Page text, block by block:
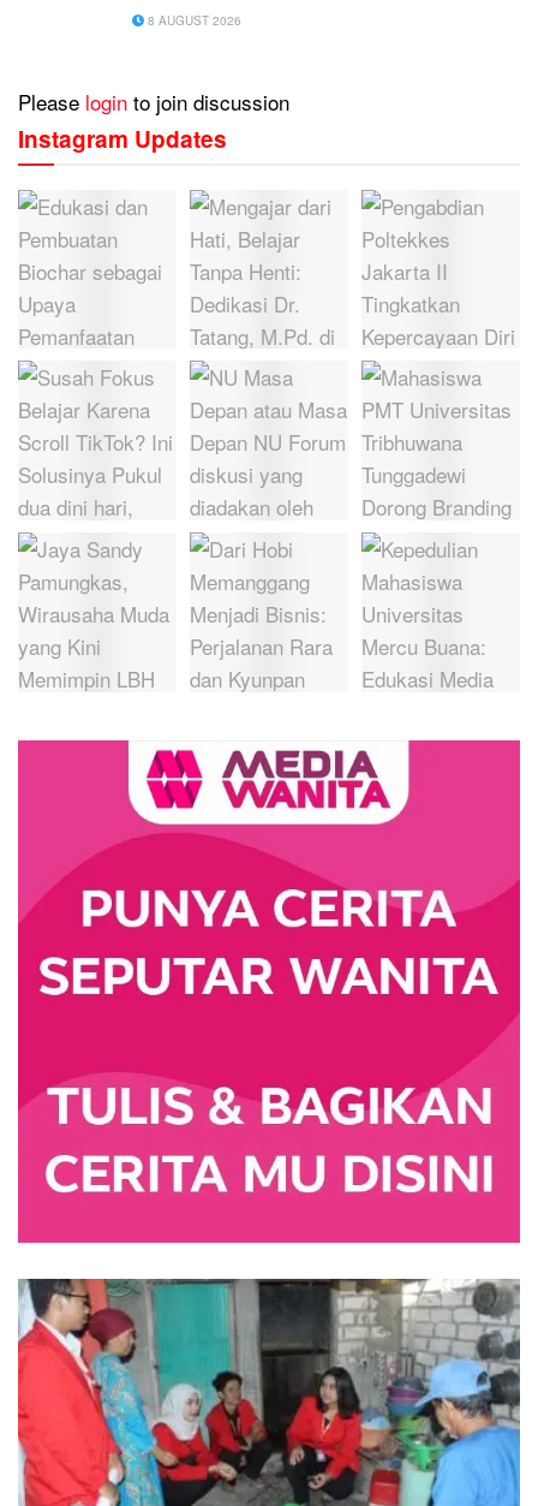
8 AUGUST 2026
Please login to join discussion
Instagram Updates